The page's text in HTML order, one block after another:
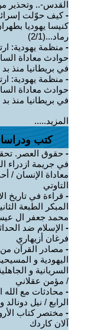
القدس-.. وتحذير
-كيف حوّلت
كنيسا يهوديا
رماد...(2/1)
- منظمة يهودية:
حوادث معاداة
في بريطانيا منذ
- منظمة يهودية:
حوادث معاداة
في بريطانيا منذ
المزيد.....
كتب
- حقوق العصر.
في جريمة ازدراء
معاداة الإنسان /
التاوتي
- قراءة في تاريخ
المبكر الطبعة
محمد جعفر ال
- الإسلام ضد
فرغان أزيهاري
- مصادر القرآن من
اليهودية و
السريانية و
/ مؤمن عقلاني
- محادثات مع الله
الرابع / نيل
- مختصر كتاب
آلان كاردك